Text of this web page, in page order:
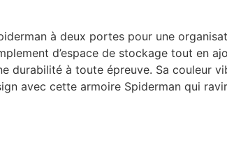
à deux portes pour une
d’espace de stockage tout en
durabilité à toute épreuve. Sa couleur
avec cette armoire Spiderman qui